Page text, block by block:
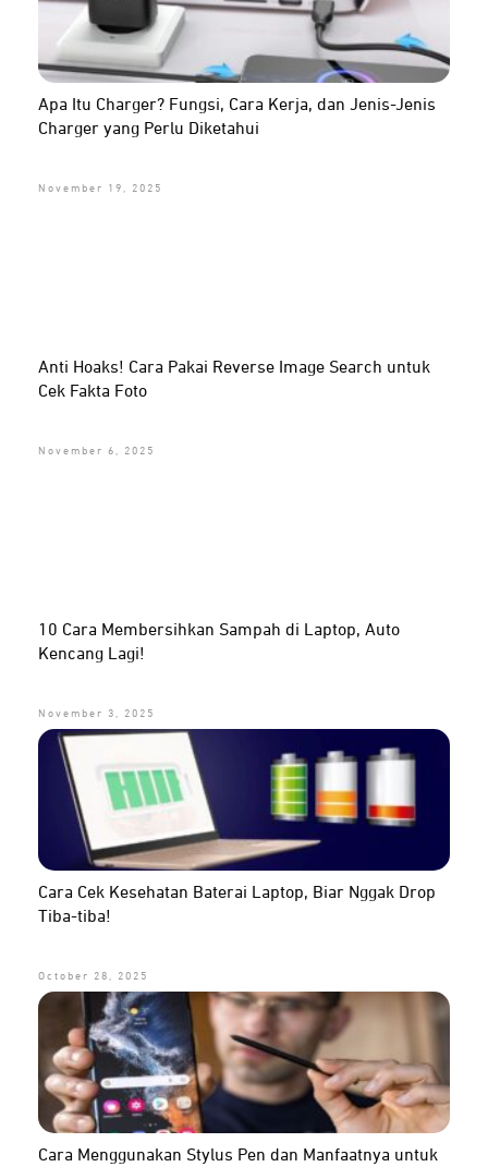
Apa Itu Charger? Fungsi, Cara Kerja, dan Jenis-Jenis
Charger yang Perlu Diketahui
November 19, 2025
Anti Hoaks! Cara Pakai Reverse Image Search untuk
Cek Fakta Foto
November 6, 2025
10 Cara Membersihkan Sampah di Laptop, Auto
Kencang Lagi!
November 3, 2025
Cara Cek Kesehatan Baterai Laptop, Biar Nggak Drop
Tiba-tiba!
October 28, 2025
Cara Menggunakan Stylus Pen dan Manfaatnya untuk